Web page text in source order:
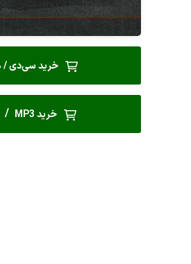
خرید سی‌دی / 240,000 تومان
خرید MP3 /